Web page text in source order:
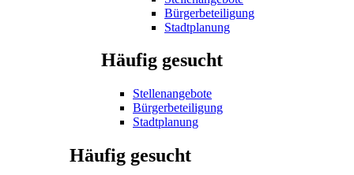
Bürgerbeteiligung
Stadtplanung
Häufig gesucht
Stellenangebote
Bürgerbeteiligung
Stadtplanung
Häufig gesucht